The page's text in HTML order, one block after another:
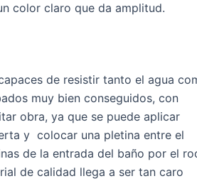
color claro que da amplitud.
de resistir tanto el agua
muy bien conseguidos, con
obra, ya que se puede aplicar
y colocar una pletina entre el
de la entrada del baño por el
de calidad llega a ser tan caro